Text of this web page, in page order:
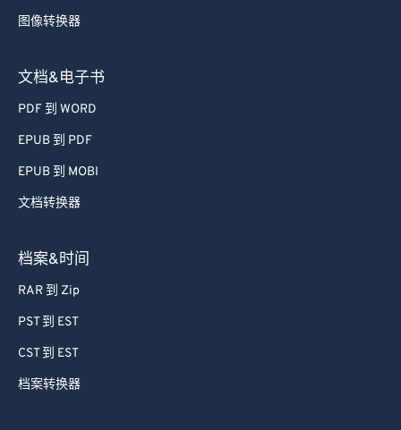
图像转换器
文档&电子书
PDF 到 WORD
EPUB 到 PDF
EPUB 到 MOBI
文档转换器
档案&时间
RAR 到 Zip
PST 到 EST
CST 到 EST
档案转换器